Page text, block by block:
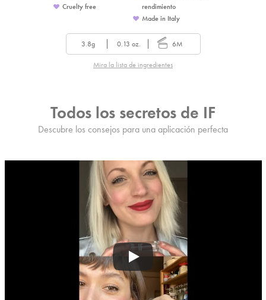
Cruelty free
rendimiento
Made in Italy
3.8g 0.13 oz. 6M
Mira la lista de ingredientes
Todos los secretos de IF
Descubre los consejos para una aplicación perfecta